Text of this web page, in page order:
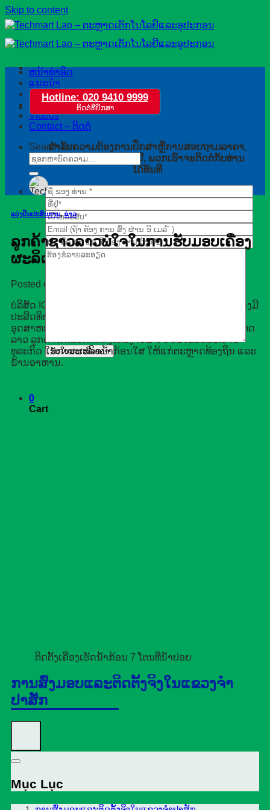
Skip to content
Hotline: 020 9410 9999
ຕິດຕໍ່ທີ່ປຶກສາ
ສໍາລັບຄວາມຕ້ອງການປຶກສາຫຼືການສອບຖາມລາຄາ,
ກະລຸນາປ່ອຍຟອມທີ່ລຸ່ມນີ້, ພວກເຮົາຈະຕິດຕໍ່ກັບທ່ານ
ໄດ້ທັນທີ
0
Cart
ຫນ້າທໍາອິດ
ແນະນຳ
ຂ່າວ
ຮ້ານຄ້າ
Videos
Contact – ຕິດຕໍ່
Search for:
ແບ່ງປັນປະສົບການ,ຂ່າວ
ລູກຄ້າຊາວລາວພໍໃຈໃນການຮັບມອບເຄື່ອງ
ຜະລິດນ້ຳກ້ອນ ICE COOL
Posted on
ບໍລິສັດ ICE COOL ຂອງຫວຽດນາມ ໄດ້ເຂົ້າສູ່ຕະຫຼາດລາວຢ່າງມີ
ປະສິດທິພາບ ຜ່ານການຜະລິດ ແລະຈັດຈຳໜ່າຍເຄື່ອງນ້ຳກ້ອນ
ອຸດສາຫະກຳທີ່ມີມາດຕະຖານສາກົນ. ໃນຫຼາຍແຂວງຂອງປະເທດ
ລາວ ລູກຄ້າໄດ້ເລືອກຕິດຕັ້ງເຄື່ອງ ICE COOL ເພື່ອຂະຫຍາຍ
ທຸລະກິດ ໃນການຜະລິດນ້ຳກ້ອນໃສ ໃຫ້ແກ່ຕະຫຼາດທ້ອງຖິ່ນ ແລະ
ຮ້ານອາຫານ.
ຕິດຕັ້ງເຄື່ອງເຮັດນ້ຳກ້ອນ 7 ໂຕນທີ່ນ້ຳປອຍ
ການສົ່ງມອບແລະຕິດຕັ້ງຈິງໃນແຂວງຈຳ
ປາສັກ
Mục Lục